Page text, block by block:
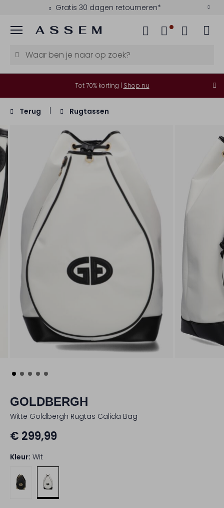
Gratis 30 dagen retourneren*
Menu
Tot 70% korting | Shop nu
Terug Rugtassen
GOLDBERGH
Witte Goldbergh Rugtas Calida Bag
€ 299,99
Kleur: Wit